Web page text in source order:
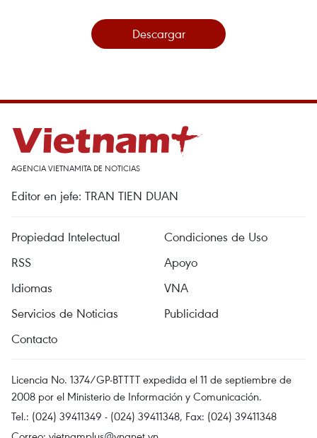
Descargar
AGENCIA VIETNAMITA DE NOTICIAS
Editor en jefe: TRAN TIEN DUAN
Propiedad Intelectual
Condiciones de Uso
RSS
Apoyo
Idiomas
VNA
Servicios de Noticias
Publicidad
Contacto
Licencia No. 1374/GP-BTTTT expedida el 11 de septiembre de
2008 por el Ministerio de Información y Comunicación.
Tel.: (024) 39411349 - (024) 39411348, Fax: (024) 39411348